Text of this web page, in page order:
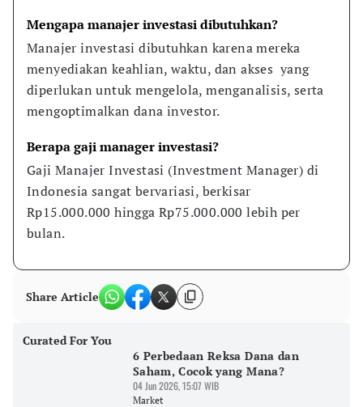
Mengapa manajer investasi dibutuhkan?
Manajer investasi dibutuhkan karena mereka
menyediakan keahlian, waktu, dan akses  yang
diperlukan untuk mengelola, menganalisis, serta
mengoptimalkan dana investor.
Berapa gaji manager investasi?
Gaji Manajer Investasi (Investment Manager) di
Indonesia sangat bervariasi, berkisar
Rp15.000.000 hingga Rp75.000.000 lebih per
bulan.
Share Article
Curated For You
6 Perbedaan Reksa Dana dan
Saham, Cocok yang Mana?
04 Jun 2026, 15:07 WIB
Market